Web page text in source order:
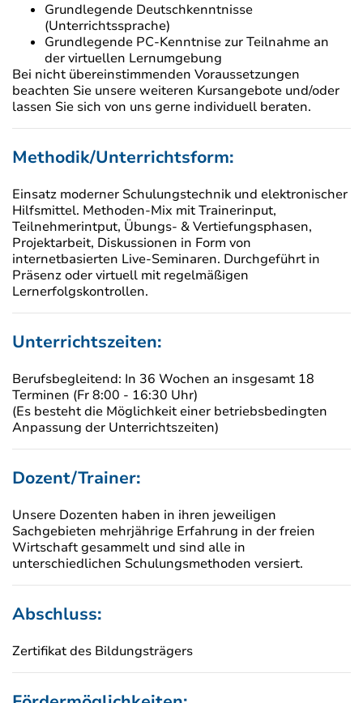
Grundlegende Deutschkenntnisse
(Unterrichtssprache)
Grundlegende PC-Kenntnise zur Teilnahme an
der virtuellen Lernumgebung
Bei nicht übereinstimmenden Voraussetzungen
beachten Sie unsere weiteren Kursangebote und/oder
lassen Sie sich von uns gerne individuell beraten.
Methodik/Unterrichtsform:
Einsatz moderner Schulungstechnik und elektronischer
Hilfsmittel. Methoden-Mix mit Trainerinput,
Teilnehmerintput, Übungs- & Vertiefungsphasen,
Projektarbeit, Diskussionen in Form von
internetbasierten Live-Seminaren. Durchgeführt in
Präsenz oder virtuell mit regelmäßigen
Lernerfolgskontrollen.
Unterrichtszeiten:
Berufsbegleitend: In 36 Wochen an insgesamt 18
Terminen (Fr 8:00 - 16:30 Uhr)
(Es besteht die Möglichkeit einer betriebsbedingten
Anpassung der Unterrichtszeiten)
Dozent/Trainer:
Unsere Dozenten haben in ihren jeweiligen
Sachgebieten mehrjährige Erfahrung in der freien
Wirtschaft gesammelt und sind alle in
unterschiedlichen Schulungsmethoden versiert.
Abschluss:
Zertifikat des Bildungsträgers